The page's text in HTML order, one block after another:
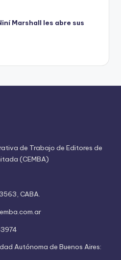
Marshall les abre sus
de Trabajo de Editores de
(CEMBA)
CABA.
Autónoma de Buenos Aires: